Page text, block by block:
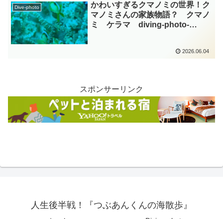
Dive-photo
かわいすぎるクマノミの世界！ク
マノミさんの家族物語？ クマノ
ミ ケラマ diving-photo-
2026.06.04
スポンサーリンク
人生後半戦！『つぶあんくんの海散歩』